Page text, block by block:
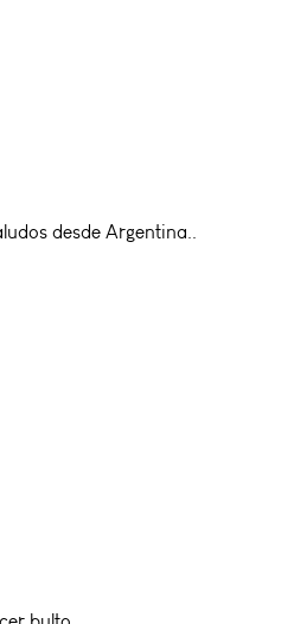
desde Argentina..